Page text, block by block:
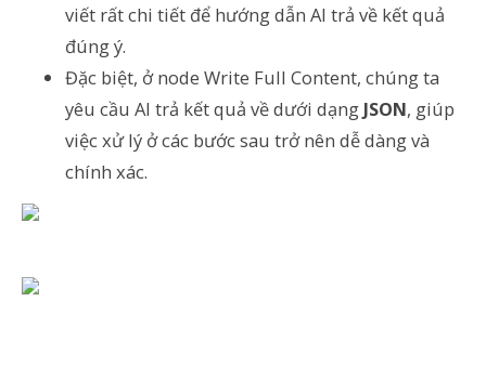
viết rất chi tiết để hướng dẫn AI trả về kết quả
đúng ý.
Đặc biệt, ở node Write Full Content, chúng ta
yêu cầu AI trả kết quả về dưới dạng JSON, giúp
việc xử lý ở các bước sau trở nên dễ dàng và
chính xác.